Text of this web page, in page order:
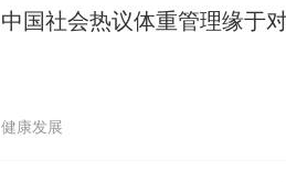
中国社会热议体重管理缘于
健康发展